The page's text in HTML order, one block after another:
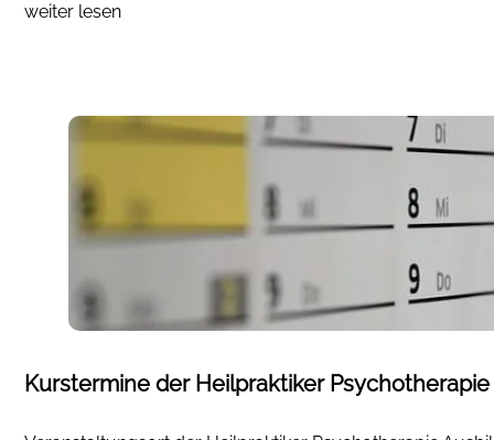
weiter lesen
Kurstermine der Heilpraktiker